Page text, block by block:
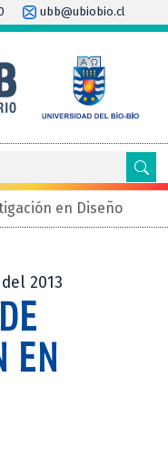
ubb@ubiobio.cl
en Diseño
2013
EN